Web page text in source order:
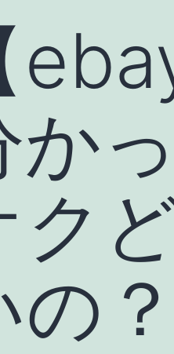
か
ク
の？